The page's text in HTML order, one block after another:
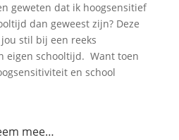
geweten dat ik hoogsensitief
dan geweest zijn? Deze
stil bij een reeks
eigen schooltijd. Want toen
en school
mee…